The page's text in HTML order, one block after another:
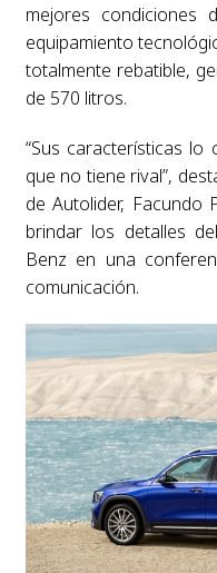
mejores condiciones
equipamiento
totalmente rebatible,
de 570 litros.
“Sus características
que no tiene rival”,
de Autolider, Facundo
brindar los detalles
Benz en una
comunicación.